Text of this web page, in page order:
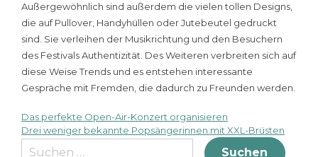
Außergewöhnlich sind außerdem die vielen tollen Designs,
die auf Pullover, Handyhüllen oder Jutebeutel gedruckt
sind. Sie verleihen der Musikrichtung und den Besuchern
des Festivals Authentizität. Des Weiteren verbreiten sich auf
diese Weise Trends und es entstehen interessante
Gespräche mit Fremden, die dadurch zu Freunden werden.
Beitragsnavigation
Das perfekte Open-Air-Konzert organisieren
Drei weniger bekannte Popsängerinnen mit XXL-Brüsten
Suche